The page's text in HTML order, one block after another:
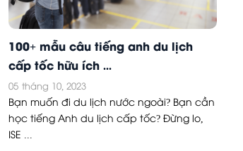
100+ mẫu câu tiếng anh du lịch
cấp tốc hữu ích ...
05 tháng 10, 2023
Bạn muốn đi du lịch nước ngoài? Bạn cần
học tiếng Anh du lịch cấp tốc? Đừng lo,
ISE ...